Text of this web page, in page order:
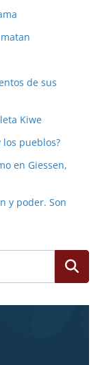
de sus
Kiwe
los pueblos?
en Giessen,
y poder. Son